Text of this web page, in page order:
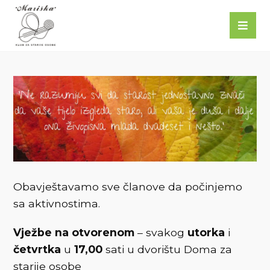
Obavještavamo sve članove da počinjemo
sa aktivnostima.
Vježbe na otvorenom – svakog utorka i
četvrtka u17,00 sati u dvorištu Doma za
starije osobe